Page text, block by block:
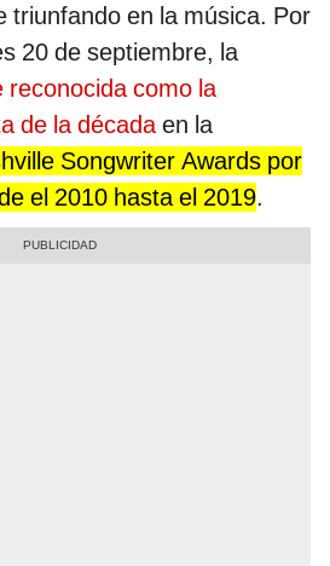
triunfando en la música. Por
20 de septiembre, la
reconocida como la
de la décadaen la
Songwriter Awards por
el 2010 hasta el 2019.